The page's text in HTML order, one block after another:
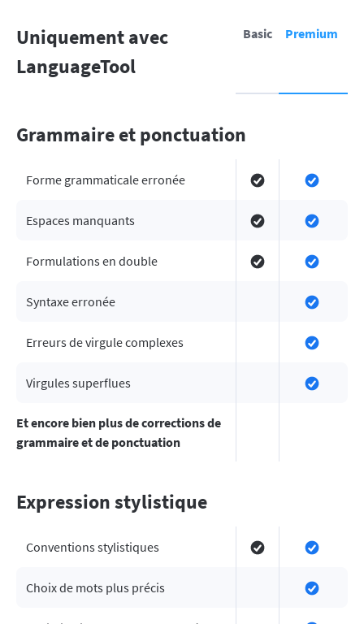
Uniquement avec
LanguageTool
Basic Premium
Grammaire et ponctuation
Forme grammaticale erronée
Espaces manquants
Formulations en double
Syntaxe erronée
Erreurs de virgule complexes
Virgules superflues
Et encore bien plus de corrections de
grammaire et de ponctuation
Expression stylistique
Conventions stylistiques
Choix de mots plus précis